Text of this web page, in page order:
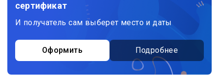
сертификат
И получатель сам выберет место и даты
Оформить Подробнее